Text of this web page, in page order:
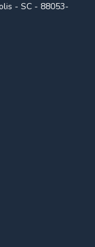
- SC - 88053-